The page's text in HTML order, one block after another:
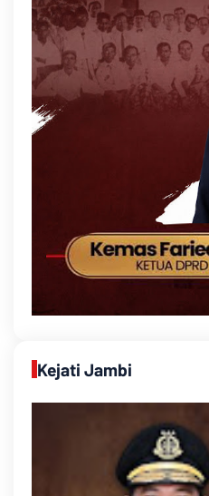
Kejati Jambi